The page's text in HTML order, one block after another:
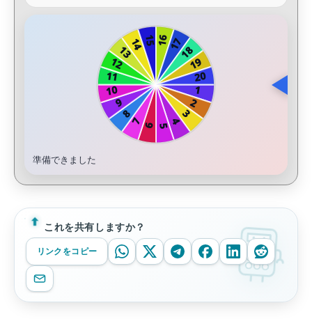
準備できました
これを共有しますか？
リンクをコピー